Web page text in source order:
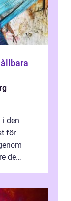
i den
för
de